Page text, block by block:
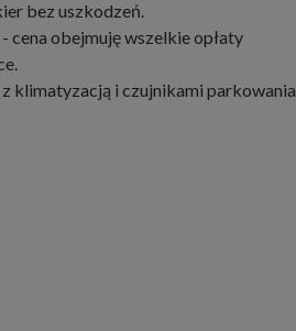
bez uszkodzeń.
obejmuję wszelkie opłaty
klimatyzacją i czujnikami parkowania